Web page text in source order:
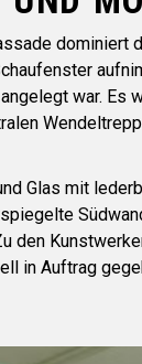
dominiert
war. Es
Glas mit
den
in Auftrag